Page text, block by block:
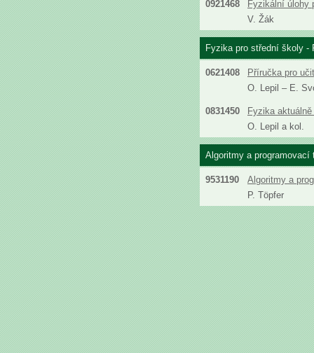
0921468
Fyzikální úlohy
V. Žák
Fyzika pro střední školy -
0621408
Příručka pro
O. Lepil – E.
0831450
Fyzika
O. Lepil a kol.
Algoritmy a programovací
9531190
Algoritmy a
P. Töpfer